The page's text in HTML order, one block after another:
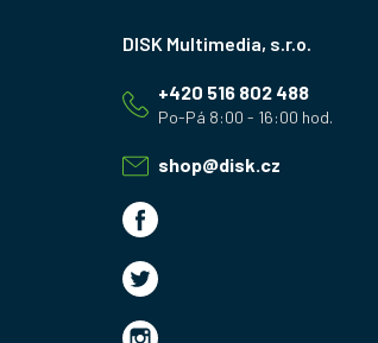
shop@disk.cz
+420 516 802 488